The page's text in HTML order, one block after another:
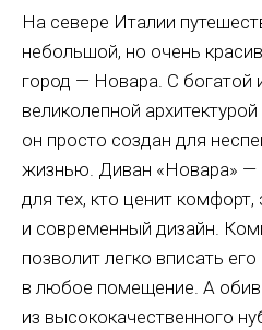
На севере Италии
небольшой, но очень
город — Новара. С богатой
великолепной
он просто создан для
жизнью. Диван «Новара» —
для тех, кто ценит комфорт,
и современный дизайн.
позволит легко вписать его
в любое помещение. А
из высококачественного